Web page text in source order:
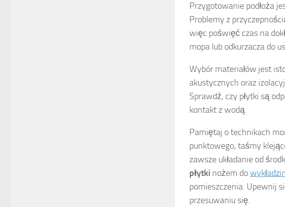
Przygotowanie podłoża
Problemy z
więc poświęć czas na
mopa lub odkurzacza do
Wybór materiałów jest
akustycznych oraz
Sprawdź, czy płytki są
kontakt z wodą.
Pamiętaj o technikach
punktowego, taśmy
zawsze układanie od
płytki nożem do
pomieszczenia. Upewnij
przesuwaniu się.